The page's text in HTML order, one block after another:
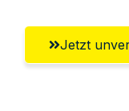
Jetzt